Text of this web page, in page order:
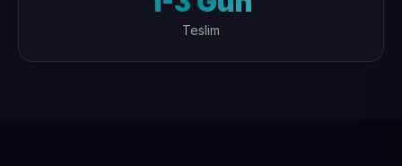
Teslim